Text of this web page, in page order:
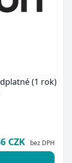
(1 rok)
CZK bez DPH